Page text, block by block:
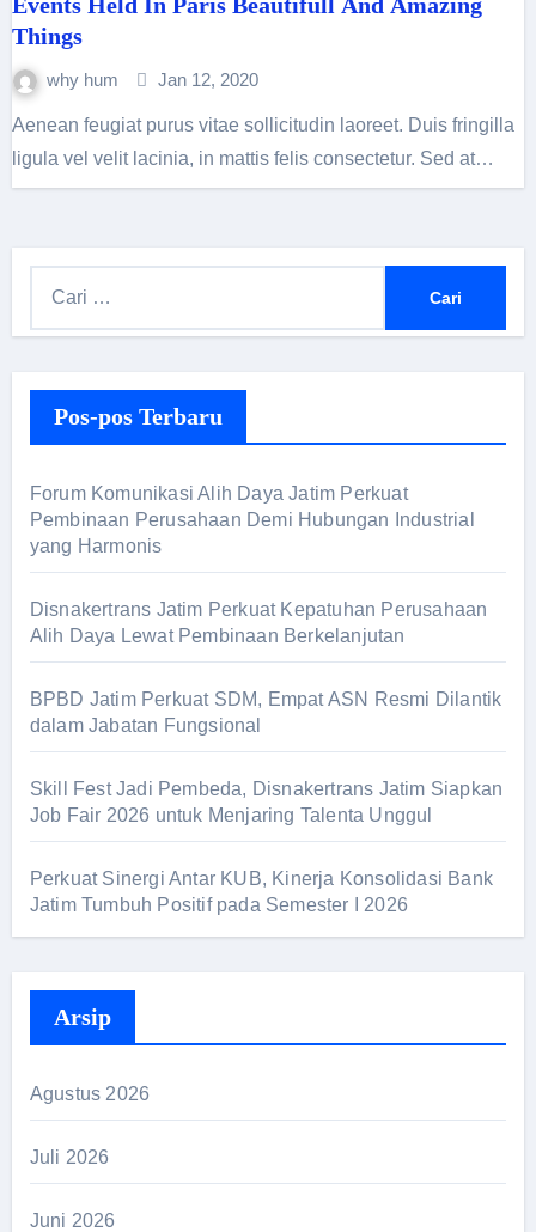
Things
why hum Jan 12, 2020
Aenean feugiat purus vitae sollicitudin laoreet. Duis fringilla
ligula vel velit lacinia, in mattis felis consectetur. Sed at…
n
t
u
k
Pos-pos Terbaru
Forum Komunikasi Alih Daya Jatim Perkuat
Pembinaan Perusahaan Demi Hubungan Industrial
yang Harmonis
Disnakertrans Jatim Perkuat Kepatuhan Perusahaan
Alih Daya Lewat Pembinaan Berkelanjutan
BPBD Jatim Perkuat SDM, Empat ASN Resmi Dilantik
dalam Jabatan Fungsional
Skill Fest Jadi Pembeda, Disnakertrans Jatim Siapkan
Job Fair 2026 untuk Menjaring Talenta Unggul
Perkuat Sinergi Antar KUB, Kinerja Konsolidasi Bank
Jatim Tumbuh Positif pada Semester I 2026
Arsip
Agustus 2026
Juli 2026
Juni 2026